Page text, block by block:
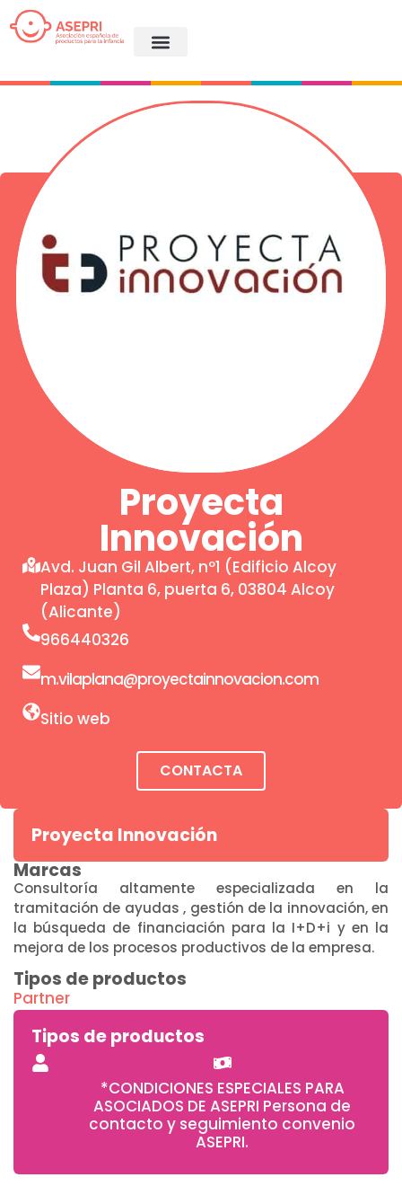
Proyecta Innovación
Marcas
Consultoría altamente especializada en la
tramitación de ayudas , gestión de la innovación, en
la búsqueda de financiación para la I+D+i y en la
mejora de los procesos productivos de la empresa.
Tipos de productos
Partner
Tipos de productos
*CONDICIONES ESPECIALES PARA
ASOCIADOS DE ASEPRI Persona de
contacto y seguimiento convenio
ASEPRI.
Proyecta
Innovación
Avd. Juan Gil Albert, nº1 (Edificio Alcoy
Plaza) Planta 6, puerta 6, 03804 Alcoy
(Alicante)
966440326
m.vilaplana@proyectainnovacion.com
Sitio web
CONTACTA